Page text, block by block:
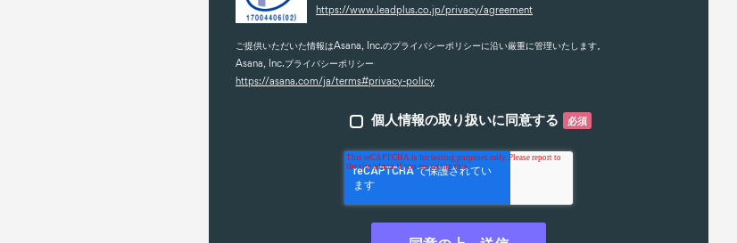
https://www.leadplus.co.jp/privacy/agreement
ご提供いただいた情報はAsana, Inc.のプライバシーポリシーに沿い厳重に管理いたします。
Asana, Inc.プライバシーポリシー
https://asana.com/ja/terms#privacy-policy
個人情報の取り扱いに同意する 必須